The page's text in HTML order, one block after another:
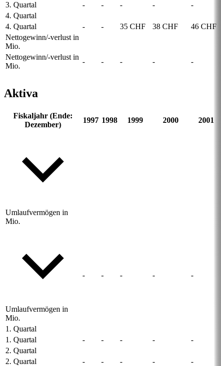
3. Quartal
- - - -
-
4. Quartal
4. Quartal
- - 35 CHF 38 CHF
46 CHF
Nettogewinn/-verlust in
Mio.
Nettogewinn/-verlust in
Mio.
- - - - -
Aktiva
Fiskaljahr (Ende:
Dezember)
1997 1998 1999 2000 2001
Umlaufvermögen in
Mio.
Umlaufvermögen in
Mio.
- - - - -
1. Quartal
1. Quartal
- - - -
-
2. Quartal
2. Quartal
- - - -
-